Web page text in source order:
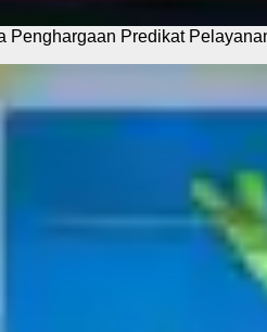
Penghargaan Predikat